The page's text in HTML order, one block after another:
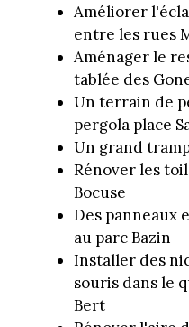
Améliorer
entre les rues
Aménager le
tablée des
Un terrain de
pergola place
Un grand
Rénover les
Bocuse
Des panneaux
au parc Bazin
Installer des
souris dans le
Bert